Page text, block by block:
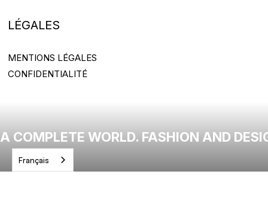
LÉGALES
MENTIONS LÉGALES
MENTIONS LÉGALES
CONFIDENTIALITÉ
A COMPLETE WORLD. FASHION AND
Français